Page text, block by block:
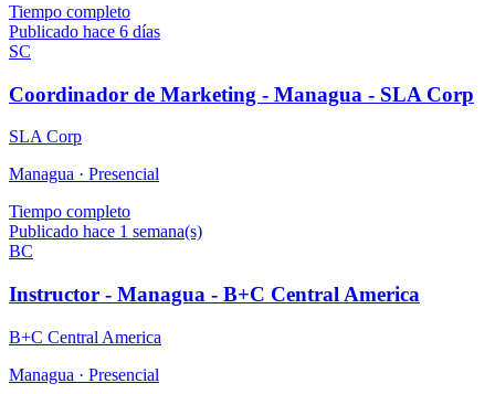
Tiempo completo
Publicado hace 6 días
SC
Coordinador de Marketing - Managua - SLA Corp
SLA Corp
Managua · Presencial
Tiempo completo
Publicado hace 1 semana(s)
BC
Instructor - Managua - B+C Central America
B+C Central America
Managua · Presencial